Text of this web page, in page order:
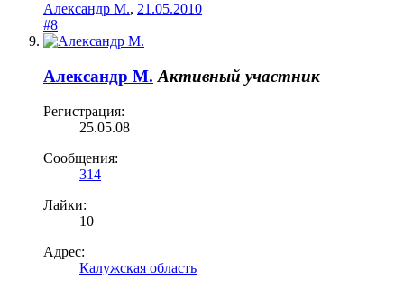
Александр М., 21.05.2010
#8
Александр М. Активный участник
Регистрация:
25.05.08
Сообщения:
314
Лайки:
10
Адрес:
Калужская область